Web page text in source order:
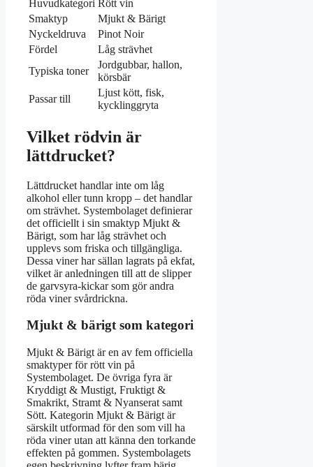
Huvudkategori Rött vin
Smaktyp
Mjukt & Bärigt
Nyckeldruva
Pinot Noir
Fördel
Låg strävhet
Typiska toner
Jordgubbar, hallon,
körsbär
Passar till
Ljust kött, fisk,
kycklinggryta
Vilket rödvin är
lättdrucket?
Lättdrucket handlar inte om låg
alkohol eller tunn kropp – det handlar
om strävhet. Systembolaget definierar
det officiellt i sin smaktyp Mjukt &
Bärigt, som har låg strävhet och
upplevs som friska och tillgängliga.
Dessa viner har sällan lagrats på ekfat,
vilket är anledningen till att de slipper
de garvsyra-kickar som gör andra
röda viner svårdrickna.
Mjukt & bärigt som kategori
Mjukt & Bärigt är en av fem officiella
smaktyper för rött vin på
Systembolaget. De övriga fyra är
Kryddigt & Mustigt, Fruktigt &
Smakrikt, Stramt & Nyanserat samt
Sött. Kategorin Mjukt & Bärigt är
särskilt utformad för den som vill ha
röda viner utan att känna den torkande
effekten på gommen. Systembolagets